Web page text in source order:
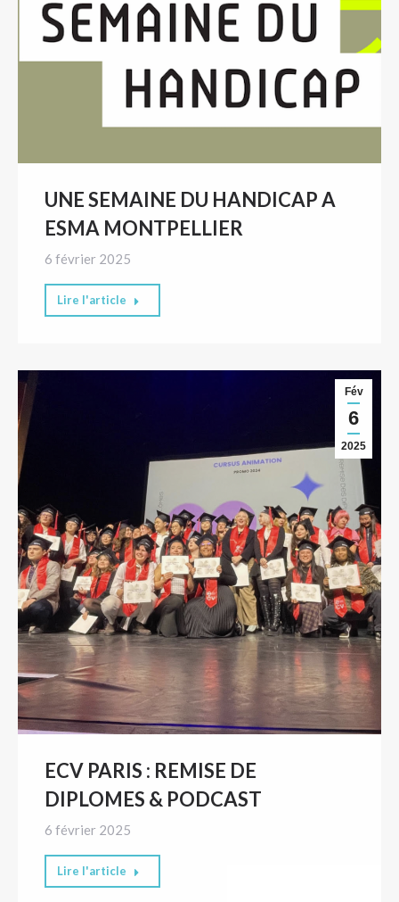
UNE SEMAINE DU HANDICAP A
ESMA MONTPELLIER
6 février 2025
Lire l'article
Fév
6
2025
ECV PARIS : REMISE DE
DIPLOMES & PODCAST
6 février 2025
Lire l'article